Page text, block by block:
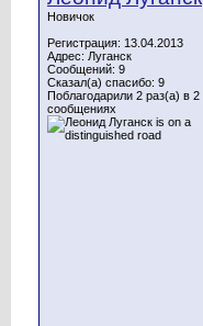
Новичок
Регистрация: 13.04.2013
Адрес: Луганск
Сообщений: 9
Сказал(а) спасибо: 9
Поблагодарили 2 раз(а) в 2
сообщениях